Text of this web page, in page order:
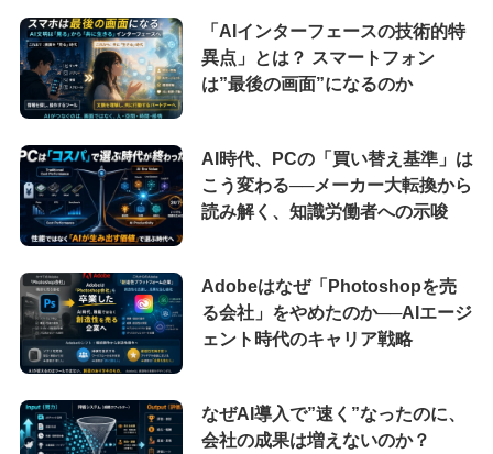
「AIインターフェースの技術的特
異点」とは？ スマートフォン
は”最後の画面”になるのか
AI時代、PCの「買い替え基準」は
こう変わる──メーカー大転換から
読み解く、知識労働者への示唆
Adobeはなぜ「Photoshopを売
る会社」をやめたのか──AIエージ
ェント時代のキャリア戦略
なぜAI導入で”速く”なったのに、
会社の成果は増えないのか？